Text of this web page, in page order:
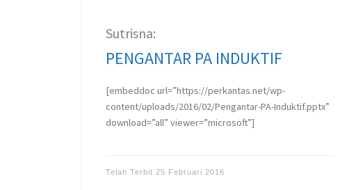
Sutrisna:
PENGANTAR PA INDUKTIF
[embeddoc url=”https://perkantas.net/wp-
content/uploads/2016/02/Pengantar-PA-Induktif.pptx”
download=”all” viewer=”microsoft”]
Telah Terbit 25 Februari 2016